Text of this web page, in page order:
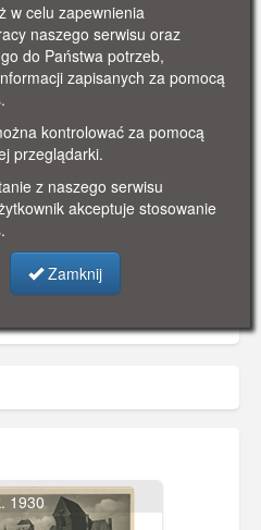
1930
w celu zapewnienia
naszego serwisu oraz
do Państwa potrzeb,
zapisanych za pomocą
kontrolować za pomocą
przeglądarki.
z naszego serwisu
akceptuje stosowanie
Zamknij